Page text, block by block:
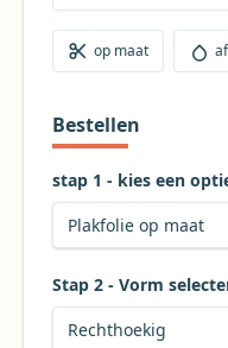
op maat
Bestellen
stap 1 - kies een
Stap 2 - Vorm
Kies de gewenste